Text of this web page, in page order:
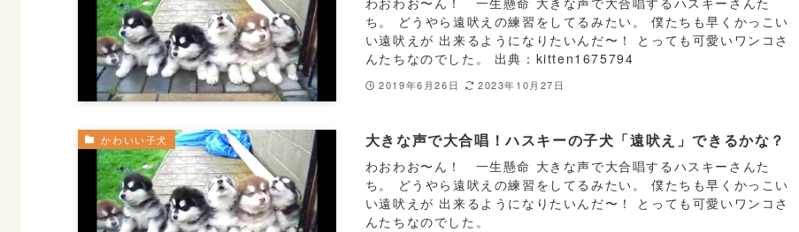
ち。 どうやら遠吠えの練習をしてるみたい。 僕たちも早くかっこい
い遠吠えが 出来るようになりたいんだ〜！ とっても可愛いワンコさ
んたちなのでした。 出典：kitten1675794
2019年6月26日 2023年10月27日
かわいい子犬 大きな声で大合唱！ハスキーの子犬「遠吠え」できるかな？
わおわお〜ん！ 一生懸命 大きな声で大合唱するハスキーさんた
ち。 どうやら遠吠えの練習をしてるみたい。 僕たちも早くかっこい
い遠吠えが 出来るようになりたいんだ〜！ とっても可愛いワンコさ
んたちなのでした。